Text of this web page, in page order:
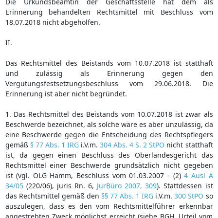
Erinnerung behandelten Rechtsmittel mit Beschluss vom
18.07.2018 nicht abgeholfen.
II.
Das Rechtsmittel des Beistands vom 10.07.2018 ist statthaft
und zulässig als Erinnerung gegen den
Vergütungsfestsetzungsbeschluss vom 29.06.2018. Die
Erinnerung ist aber nicht begründet.
1. Das Rechtsmittel des Beistands vom 10.07.2018 ist zwar als
Beschwerde bezeichnet, als solche wäre es aber unzulässig, da
eine Beschwerde gegen die Entscheidung des Rechtspflegers
gemäß § 77 Abs. 1 IRGi.V.m.304 Abs. 4 S. 2 StPO nicht statthaft
ist, da gegen einen Beschluss des Oberlandesgericht das
Rechtsmittel einer Beschwerde grundsätzlich nicht gegeben
ist (vgl. OLG Hamm, Beschluss vom 01.03.2007 - (2)4 Ausl A
34/05(220/06), juris Rn. 6, JurBüro 2007, 309). Stattdessen ist
das Rechtsmittel gemäß den §§ 77 Abs. 1 IRG i.V.m.300 StPO so
auszulegen, dass es den vom Rechtsmittelführer erkennbar
angestrebten Zweck möglichst erreicht (siehe BGH, Urteil vom